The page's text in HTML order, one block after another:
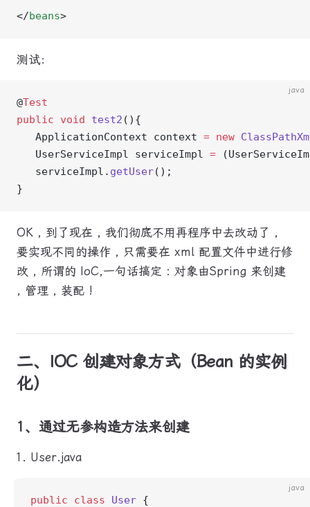
</beans>
测试：
java
@Test
public void test2 (){
   ApplicationContext context
= new
   UserServiceImpl serviceImpl
=
   serviceImpl.
getUser();
}
OK , 到了现在 , 我们彻底不用再程序中去改动了 ,
要实现不同的操作 , 只需要在 xml 配置文件中进行修
改 , 所谓的 IoC,一句话搞定 : 对象由Spring 来创建
, 管理 , 装配 !
二、IOC 创建对象方式（Bean 的实例
化）
1、通过无参构造方法来创建
User.java
java
public class User {